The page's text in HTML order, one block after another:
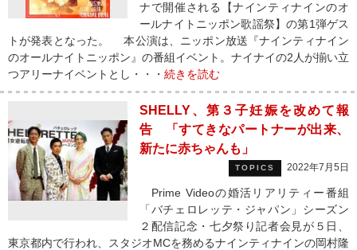
ナで開催される【ナインティナインのオ
ールナイトニッポン歌謡祭】の第1弾ゲス
トが発表となった。 本公演は、ニッポン放送『ナインティナイン
のオールナイトニッポン』の番組イベント。ナイナイの2人が揃い立
つアリーナイベントとし・・・ 続きを読む
SHELLY、第３子妊娠を改めて報
告 「すてきなパートナーが出来、
新たに赤ちゃんも」
TOPICS 2022年7月5日
Prime Videoの婚活リアリティー番組
「バチェロレッテ・ジャパン」シーズン
２配信記念・七夕祭り記者会見が５日、
東京都内で行われ、スタジオMCを務めるナインティナインの岡村隆